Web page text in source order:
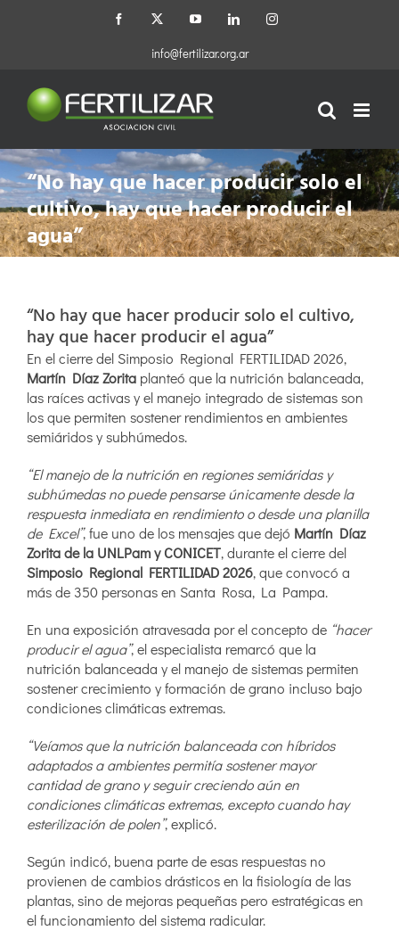
Facebook
X YouTubeLinkedInInstagram
info@fertilizar.org.ar
“No hay que hacer producir solo el
cultivo, hay que hacer producir el
agua”
“No hay que hacer producir solo el cultivo,
hay que hacer producir el agua”
En el cierre del Simposio Regional FERTILIDAD 2026,
Martín Díaz Zoritaplanteó que la nutrición balanceada,
las raíces activas y el manejo integrado de sistemas son
los que permiten sostener rendimientos en ambientes
semiáridos y subhúmedos.
“El manejo de la nutrición en regiones semiáridas y
subhúmedas no puede pensarse únicamente desde la
respuesta inmediata en rendimiento o desde una planilla
de Excel”, fue uno de los mensajes que dejó Martín Díaz
Zorita de la UNLPam y CONICET, durante el cierre del
Simposio Regional FERTILIDAD 2026, que convocó a
más de 350 personas en Santa Rosa, La Pampa.
En una exposición atravesada por el concepto de “hacer
producir el agua”, el especialista remarcó que la
nutrición balanceada y el manejo de sistemas permiten
sostener crecimiento y formación de grano incluso bajo
condiciones climáticas extremas.
“Veíamos que la nutrición balanceada con híbridos
adaptados a ambientes permitía sostener mayor
cantidad de grano y seguir creciendo aún en
condiciones climáticas extremas, excepto cuando hay
esterilización de polen”, explicó.
Según indicó, buena parte de esas respuestas no
provienen de cambios drásticos en la fisiología de las
plantas, sino de mejoras pequeñas pero estratégicas en
el funcionamiento del sistema radicular.